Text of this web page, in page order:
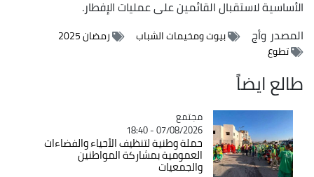
الأساسية لاستقبال القائمين على عمليات الإفطار.
المصدروأج بيوت ومخيمات الشباب
رمضان 2025
تطوع
طالع ايضاً
Catégorie
مجتمع
07/08/2026 - 18:40
حملة وطنية لتنظيف الأحياء والفضاءات
العمومية بمشاركة المواطنين
والجمعيات